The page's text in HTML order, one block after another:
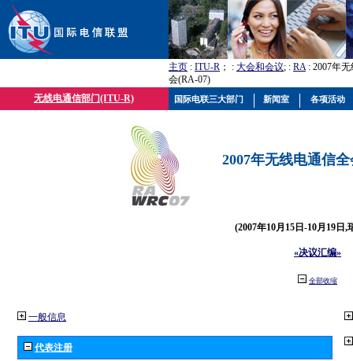
主页 : ITU-R ； : 大会和会议; : RA: 2007年
会(RA-07)
无线电通信部门(ITU-R)
2007年无线电通信
(2007年10月15日-10月19日,
«决议汇编»
全部收缩
一般信息
代表注册
国际电联三大部门 新闻室 各项活动